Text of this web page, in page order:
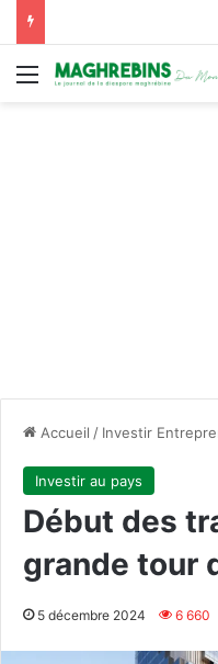
Menu
Accueil / Investir
Investir au pays
Début des
grande tour
5 décembre 2024 6 660